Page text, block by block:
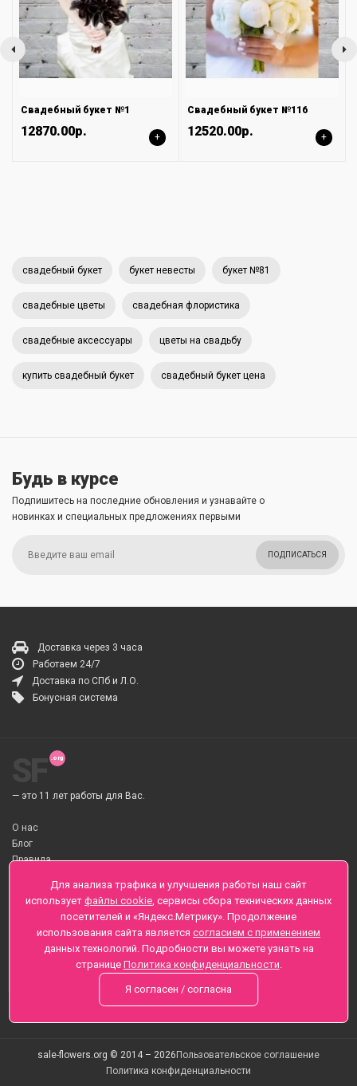
Свадебный букет №1
12870.00р. +
Свадебный букет №116
12520.00р. +
свадебный букет букет невесты букет №81
свадебные цветы свадебная флористика
свадебные аксессуары цветы на свадьбу
купить свадебный букет свадебный букет цена
Будь в курсе
Подпишитесь на последние обновления и узнавайте о
новинках и специальных предложениях первыми
ПОДПИСАТЬСЯ
Доставка через 3 часа
Работаем 24/7
Доставка по СПб и Л.О.
Бонусная система
— это 11 лет работы для Вас.
О нас
Блог
Правила
О Доставке цветов
Оплата
Телеграмм
Санкт-Петербург ул. Заозерная д.6 , Лиговский пр., 65
+7 (812) 425-01-16
Вопросы? Звоните круглосуточно, без выходных
sale-flowers.org © 2014 – 2026 Пользовательское соглашение
Политика конфиденциальности
Для анализа трафика и улучшения работы наш сайт
использует файлы cookie, сервисы сбора технических данных
посетителей и «Яндекс.Метрику». Продолжение
использования сайта является согласием с применением
данных технологий. Подробности вы можете узнать на
странице Политика конфиденциальности.
Я согласен / согласна